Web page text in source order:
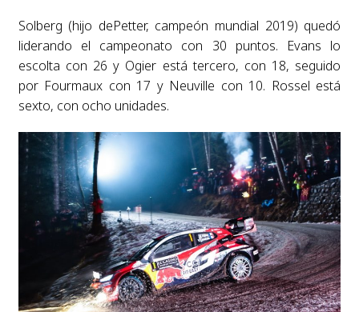
Solberg (hijo dePetter, campeón mundial 2019) quedó
liderando el campeonato con 30 puntos. Evans lo
escolta con 26 y Ogier está tercero, con 18, seguido
por Fourmaux con 17 y Neuville con 10. Rossel está
sexto, con ocho unidades.